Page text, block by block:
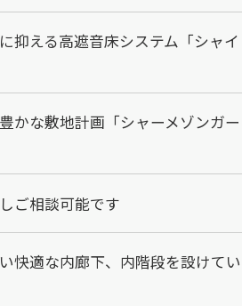
抑える高遮音床システム「シャイ
かな敷地計画「シャーメゾンガー
ご相談可能です
快適な内廊下、内階段を設けてい